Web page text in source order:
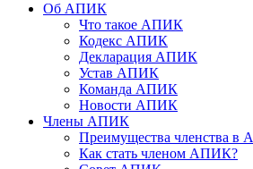
Об АПИК
Что такое АПИК
Кодекс АПИК
Декларация АПИК
Устав АПИК
Команда АПИК
Новости АПИК
Члены АПИК
Преимущества членства
Как стать членом АПИК?